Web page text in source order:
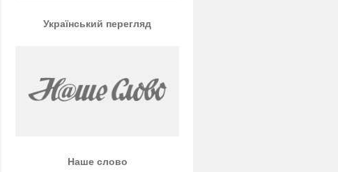
Український перегляд
Наше слово